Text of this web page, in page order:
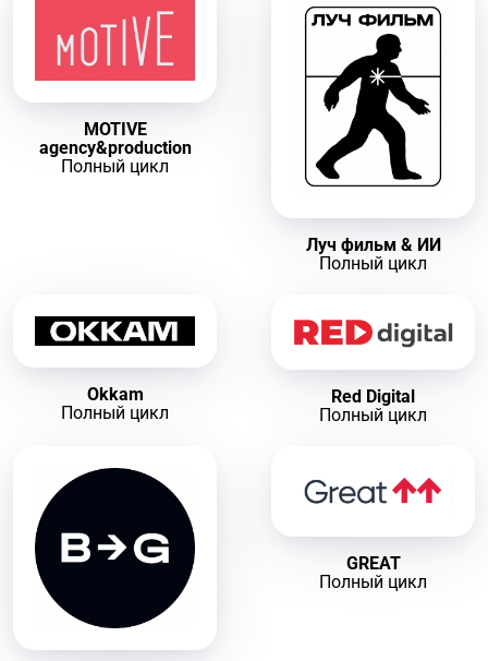
MOTIVE
agency&production
Полный цикл
Луч фильм & ИИ
Полный цикл
Okkam
Полный цикл
Red Digital
Полный цикл
GREAT
Полный цикл